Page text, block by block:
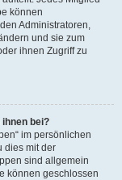
können
Administratoren,
und sie zum
ihnen Zugriff zu
bei?
im persönlichen
dies mit der
sind allgemein
können geschlossen